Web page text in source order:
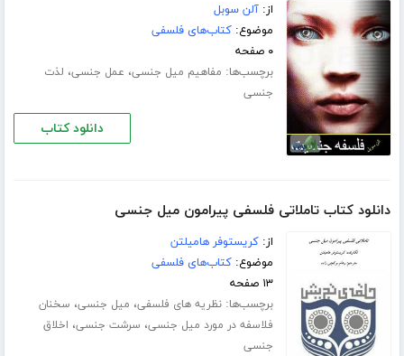
از:آلن سوبل
موضوع:کتاب‌های فلسفی
۰ صفحه
برچسب‌ها: مفاهیم میل جنسی، عمل جنسی، لذت
جنسی
دانلود کتاب
دانلود کتاب تاملاتی فلسفی پیرامون میل جنسی
از:کریستوفر هامیلتن
موضوع:کتاب‌های فلسفی
۱۳ صفحه
برچسب‌ها:نظریه های فلسفی، میل جنسی، سخنان
فلاسفه در مورد میل جنسی، سرشت جنسی، اخلاق
جنسی